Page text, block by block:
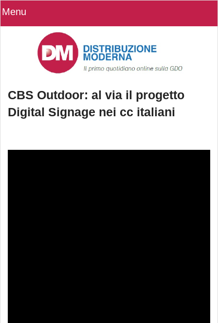
Menu
CBS Outdoor: al via il progetto
Digital Signage nei cc italiani
Signage nei cc italiani